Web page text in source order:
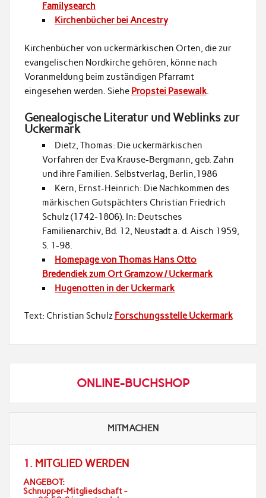
Familysearch
Kirchenbücher bei Ancestry
Kirchenbücher von uckermärkischen Orten, die zur
evangelischen Nordkirche gehören, könne nach
Voranmeldung beim zuständigen Pfarramt
eingesehen werden. Siehe Propstei Pasewalk.
Genealogische Literatur und Weblinks zur
Uckermark
Dietz, Thomas: Die uckermärkischen
Vorfahren der Eva Krause-Bergmann, geb. Zahn
und ihre Familien. Selbstverlag, Berlin,1986
Kern, Ernst-Heinrich: Die Nachkommen des
märkischen Gutspächters Christian Friedrich
Schulz (1742-1806). In: Deutsches
Familienarchiv, Bd. 12, Neustadt a. d. Aisch 1959,
S. 1-98.
Homepage von Thomas Hans Otto
Bredendiek zum Ort Gramzow / Uckermark
Hugenotten in der Uckermark
Text: Christian Schulz Forschungsstelle Uckermark
ONLINE-BUCHSHOP
MITMACHEN
1. MITGLIED WERDEN
ANGEBOT:
Schnupper-Mitgliedschaft -